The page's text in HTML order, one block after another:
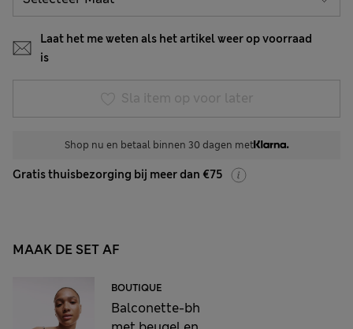
Laat het me weten als het artikel weer op voorraad
is
Sla item op voor later
Shop nu en betaal binnen 30 dagen met
Gratis thuisbezorging bij meer dan €75
MAAK DE SET AF
BOUTIQUE
Balconette-bh